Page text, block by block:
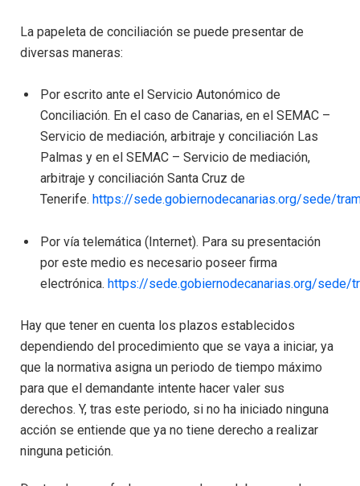
La papeleta de conciliación se puede presentar de
diversas maneras:
Por escrito ante el Servicio Autonómico de
Conciliación. En el caso de Canarias, en el SEMAC –
Servicio de mediación, arbitraje y conciliación Las
Palmas y en el SEMAC – Servicio de mediación,
arbitraje y conciliación Santa Cruz de
Tenerife. https://sede.gobiernodecanarias.org/sede/
Por vía telemática (Internet). Para su presentación
por este medio es necesario poseer firma
electrónica. https://sede.gobiernodecanarias.org/sede/
Hay que tener en cuenta los plazos establecidos
dependiendo del procedimiento que se vaya a iniciar, ya
que la normativa asigna un periodo de tiempo máximo
para que el demandante intente hacer valer sus
derechos. Y, tras este periodo, si no ha iniciado ninguna
acción se entiende que ya no tiene derecho a realizar
ninguna petición.